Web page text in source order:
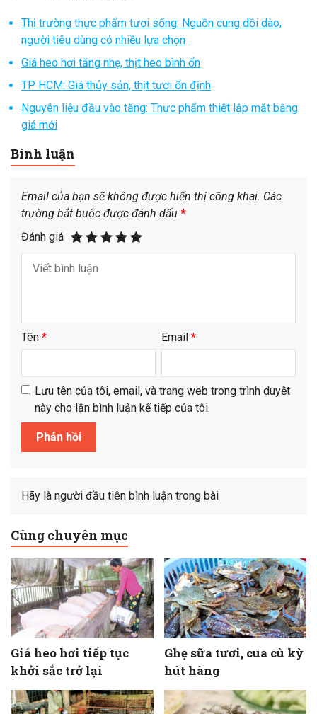
Thị trường thực phẩm tươi sống: Nguồn cung dồi dào,
người tiêu dùng có nhiều lựa chọn
Giá heo hơi tăng nhẹ, thịt heo bình ổn
TP HCM: Giá thủy sản, thịt tươi ổn định
Nguyên liệu đầu vào tăng: Thực phẩm thiết lập mặt bằng
giá mới
Bình luận
Email của bạn sẽ không được hiển thị công khai. Các
trường bắt buộc được đánh dấu *
Đánh giá
Tên * Email *
Lưu tên của tôi, email, và trang web trong trình duyệt
này cho lần bình luận kế tiếp của tôi.
Hãy là người đầu tiên bình luận trong bài
Cùng chuyên mục
Giá heo hơi tiếp tục
khởi sắc trở lại
Ghẹ sữa tươi, cua cù kỳ
hút hàng